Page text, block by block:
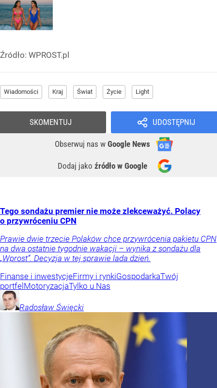
Źródło: WPROST.pl
Wiadomości Kraj Świat Życie Light
UDOSTĘPNIJ
Obserwuj nas w Google News
Dodaj jako źródło w Google
SKOMENTUJ
Tego sondażu premier nie może zlekceważyć. Polacy
o przywróceniu CPN
Prawie dwie trzecie Polaków chce przywrócenia pakietu CPN
na dwa ostatnie tygodnie wakacji – wynika z sondażu dla
„Wprost”. Decyzja w tej sprawie lada dzień.
Finanse i inwestycjeFirmy i rynkiGospodarkaTwój
portfel MotoryzacjaTylko u Nas
Radosław Święcki